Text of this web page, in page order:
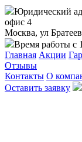
Юридический
офис 4
Москва, ул
Время работы с
Главная Акции
Отзывы
Контакты О
Оставить заявку